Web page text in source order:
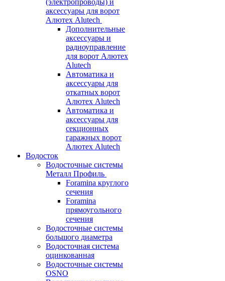
(электропроводы) и
аксессуары для ворот
Алютех Alutech
Дополнительные
аксессуары и
радиоуправление
для ворот Алютех
Alutech
Автоматика и
аксессуары для
откатных ворот
Алютех Alutech
Автоматика и
аксессуары для
секционных
гаражных ворот
Алютех Alutech
Водосток
Водосточные системы
Металл Профиль
Foramina круглого
сечения
Foramina
прямоугольного
сечения
Водосточные системы
большого диаметра
Водосточная система
оцинкованная
Водосточные системы
OSNO